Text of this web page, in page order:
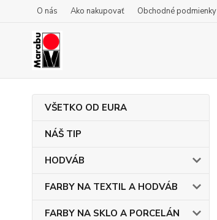
O nás Ako nakupovať Obchodné podmienky
VŠETKO OD EURA
NÁŠ TIP
HODVÁB
FARBY NA TEXTIL A HODVÁB
FARBY NA SKLO A PORCELÁN